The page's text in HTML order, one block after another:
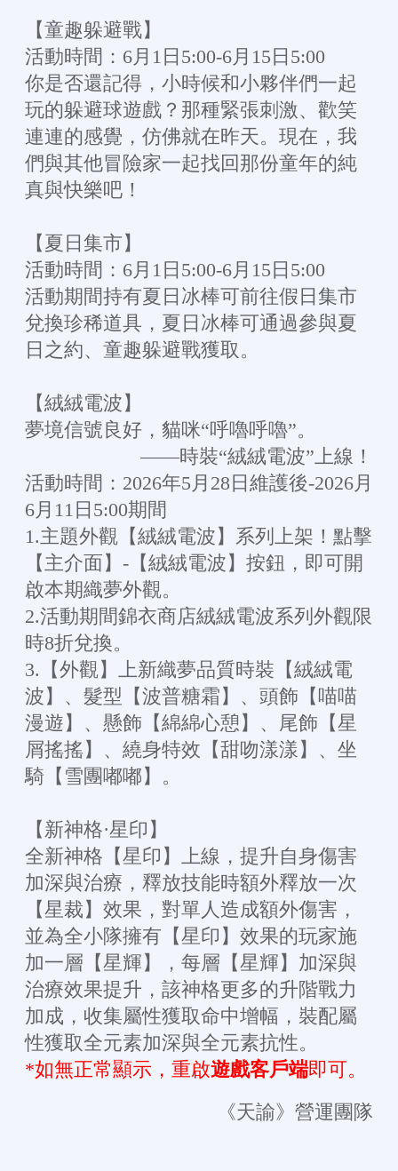
【童趣躲避戰】
活動時間：6月1日5:00-6月15日5:00
你是否還記得，小時候和小夥伴們一起
玩的躲避球遊戲？那種緊張刺激、歡笑
連連的感覺，仿佛就在昨天。現在，我
們與其他冒險家一起找回那份童年的純
真與快樂吧！
【夏日集市】
活動時間：6月1日5:00-6月15日5:00
活動期間持有夏日冰棒可前往假日集市
兌換珍稀道具，夏日冰棒可通過參與夏
日之約、童趣躲避戰獲取。
【絨絨電波】
夢境信號良好，貓咪“呼嚕呼嚕”。
——時裝“絨絨電波”上線！
活動時間：2026年5月28日維護後-2026月
6月11日5:00期間
1.主題外觀【絨絨電波】系列上架！點擊
【主介面】-【絨絨電波】按鈕，即可開
啟本期織夢外觀。
2.活動期間錦衣商店絨絨電波系列外觀限
時8折兌換。
3.【外觀】上新織夢品質時裝【絨絨電
波】、髮型【波普糖霜】、頭飾【喵喵
漫遊】、懸飾【綿綿心憩】、尾飾【星
屑搖搖】、繞身特效【甜吻漾漾】、坐
騎【雪團嘟嘟】。
【新神格·星印】
全新神格【星印】上線，提升自身傷害
加深與治療，釋放技能時額外釋放一次
【星裁】效果，對單人造成額外傷害，
並為全小隊擁有【星印】效果的玩家施
加一層【星輝】，每層【星輝】加深與
治療效果提升，該神格更多的升階戰力
加成，收集屬性獲取命中增幅，裝配屬
性獲取全元素加深與全元素抗性。
*如無正常顯示，重啟遊戲客戶端即可。
《天諭》營運團隊